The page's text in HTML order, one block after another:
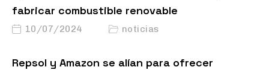
fabricar combustible renovable
10/07/2024 noticias
Repsol y Amazon se alían para ofrecer